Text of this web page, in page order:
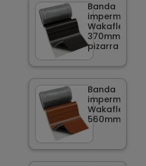
Banda
Wakaflex 5m
370mm gris
pizarra
Banda
Wakaflex 5m
560mm rojo